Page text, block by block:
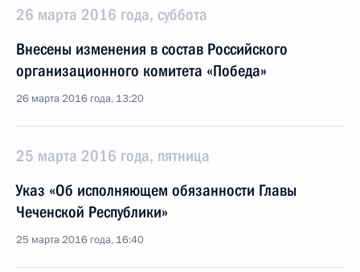
26 марта 2016 года, суббота
Внесены изменения в состав Российского
организационного комитета «Победа»
26 марта 2016 года, 13:20
25 марта 2016 года, пятница
Указ «Об исполняющем обязанности Главы
Чеченской Республики»
25 марта 2016 года, 16:40